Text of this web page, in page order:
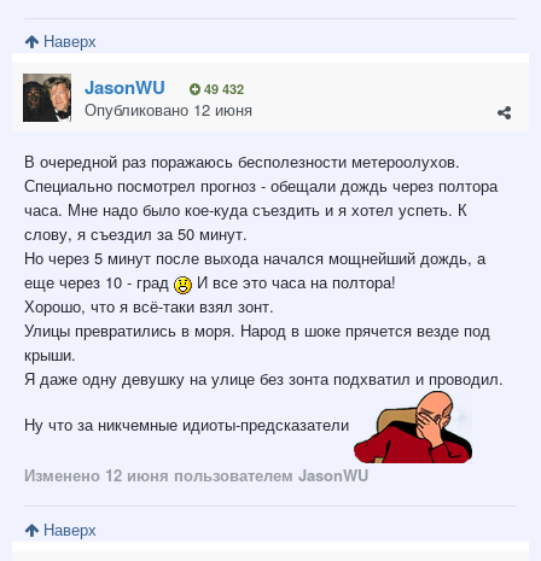
Наверх
JasonWU 49 432
Опубликовано 12 июня
В очередной раз поражаюсь бесполезности метероолухов.
Специально посмотрел прогноз - обещали дождь через полтора
часа. Мне надо было кое-куда съездить и я хотел успеть. К
слову, я съездил за 50 минут.
Но через 5 минут после выхода начался мощнейший дождь, а
еще через 10 - град
И все это часа на полтора!
Хорошо, что я всё-таки взял зонт.
Улицы превратились в моря. Народ в шоке прячется везде под
крыши.
Я даже одну девушку на улице без зонта подхватил и проводил.
Ну что за никчемные идиоты-предсказатели
Изменено 12 июня пользователем JasonWU
Наверх